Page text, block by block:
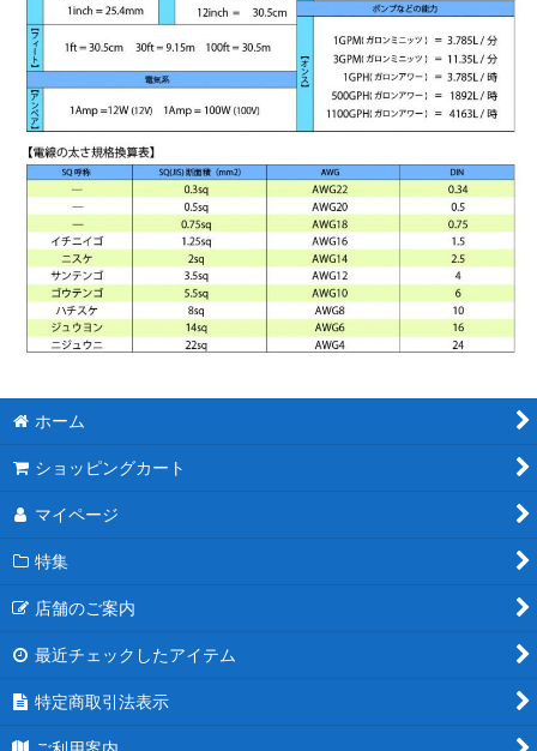
ホーム
ショッピングカート
マイページ
特集
店舗のご案内
最近チェックしたアイテム
特定商取引法表示